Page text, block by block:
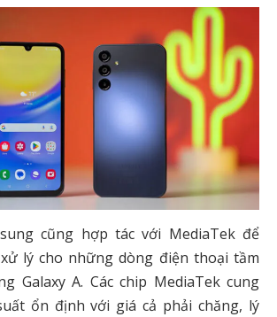
cũng hợp tác với MediaTek để
lý cho những dòng điện thoại tầm
Galaxy A. Các chip MediaTek cung
ổn định với giá cả phải chăng, lý